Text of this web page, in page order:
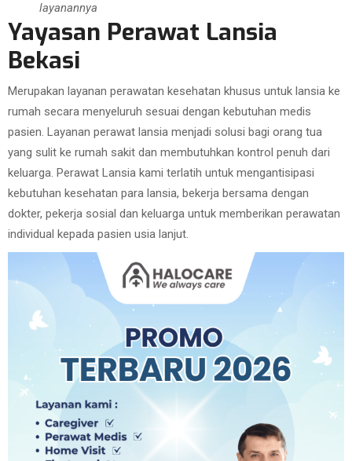
layanannya
Yayasan Perawat Lansia
Bekasi
Merupakan layanan perawatan kesehatan khusus untuk lansia ke
rumah secara menyeluruh sesuai dengan kebutuhan medis
pasien. Layanan perawat lansia menjadi solusi bagi orang tua
yang sulit ke rumah sakit dan membutuhkan kontrol penuh dari
keluarga. Perawat Lansia kami terlatih untuk mengantisipasi
kebutuhan kesehatan para lansia, bekerja bersama dengan
dokter, pekerja sosial dan keluarga untuk memberikan perawatan
individual kepada pasien usia lanjut.